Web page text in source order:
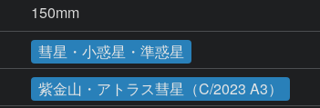
150mm
彗星・小惑星・準惑星
紫金山・アトラス彗星（C/2023 A3）